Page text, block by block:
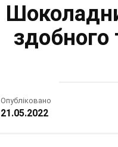
здобного
Опубліковано
21.05.2022